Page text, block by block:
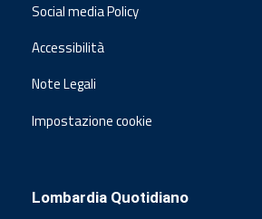
Social media Policy
Accessibilità
Note Legali
Impostazione cookie
Lombardia Quotidiano